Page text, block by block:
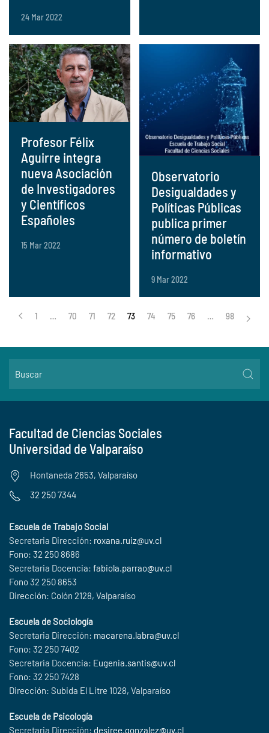
24 Mar 2022
Profesor Félix
Aguirre integra
nueva Asociación
de Investigadores
y Científicos
Españoles
15 Mar 2022
Observatorio
Desigualdades y
Políticas Públicas
publica primer
número de boletín
informativo
9 Mar 2022
1 … 70 71 72 73 74 75 76 … 98
Facultad de Ciencias Sociales
Universidad de Valparaíso
Hontaneda 2653, Valparaíso
32 250 7344
Escuela de Trabajo Social
Secretaria Dirección: roxana.ruiz@uv.cl
Fono: 32 250 8686
Secretaria Docencia: fabiola.parrao@uv.cl
Fono 32 250 8653
Dirección: Colón 2128, Valparaíso
Escuela de Sociología
Secretaria Dirección: macarena.labra@uv.cl
Fono: 32 250 7402
Secretaria Docencia: Eugenia.santis@uv.cl
Fono: 32 250 7428
Dirección: Subida El Litre 1028, Valparaíso
Escuela de Psicología
Secretaria Dirección: desiree.gonzalez@uv.cl